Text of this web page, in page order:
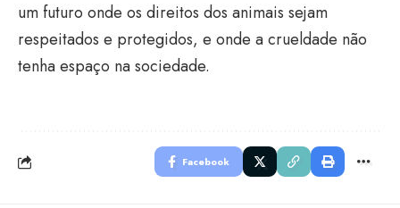
um futuro onde os direitos dos animais sejam
respeitados e protegidos, e onde a crueldade não
tenha espaço na sociedade.
Facebook